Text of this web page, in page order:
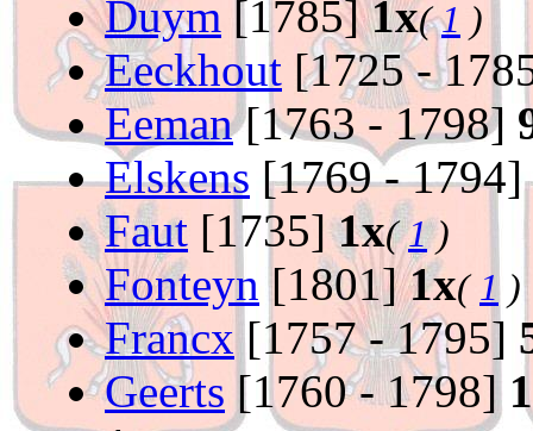
Duym [1785]1x(1 )
Eeckhout [1725 -
Eeman[1763 - 1798]
Elskens [1769 - 1794]
Faut [1735]1x(1)
Fonteyn [1801]1x( 1 )
Francx [1757 - 1795]
Geerts [1760 - 1798]